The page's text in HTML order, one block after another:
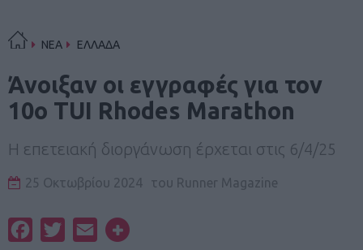
ΝΕΑ ΕΛΛΑΔΑ
Άνοιξαν οι εγγραφές για τον
10ο TUI Rhodes Marathon
Η επετειακή διοργάνωση έρχεται στις 6/4/25
25 Οκτωβρίου 2024 του Runner Magazine
FacebookTwitterEmail